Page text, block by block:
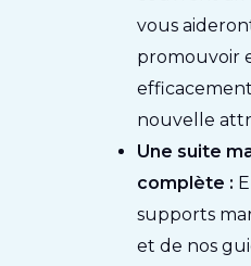
vous
promouvoir
nouvelle
Une suite
complète :
supports
et de nos